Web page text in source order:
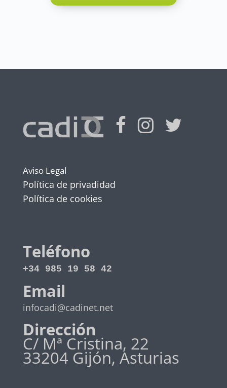
Aviso Legal
Política de privadidad
Política de cookies
Teléfono
+34 985 19 58 42
Email
infocadi@cadinet.net
Dirección
C/ Mª Cristina, 22
33204 Gijón, Asturias